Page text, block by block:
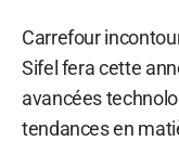
Carrefour
Sifel fera cette
avancées
tendances en